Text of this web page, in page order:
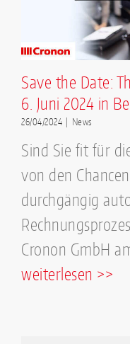
Save the Date:
6. Juni 2024 in
26/04/2024 News
Sind Sie fit für
von den
durchgängig
Cronon GmbH
weiterlesen >>